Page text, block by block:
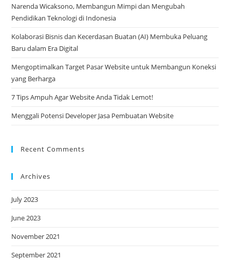
Narenda Wicaksono, Membangun Mimpi dan Mengubah
Pendidikan Teknologi di Indonesia
Kolaborasi Bisnis dan Kecerdasan Buatan (AI) Membuka Peluang
Baru dalam Era Digital
Mengoptimalkan Target Pasar Website untuk Membangun Koneksi
yang Berharga
7 Tips Ampuh Agar Website Anda Tidak Lemot!
Menggali Potensi Developer Jasa Pembuatan Website
Recent Comments
Archives
July 2023
June 2023
November 2021
September 2021